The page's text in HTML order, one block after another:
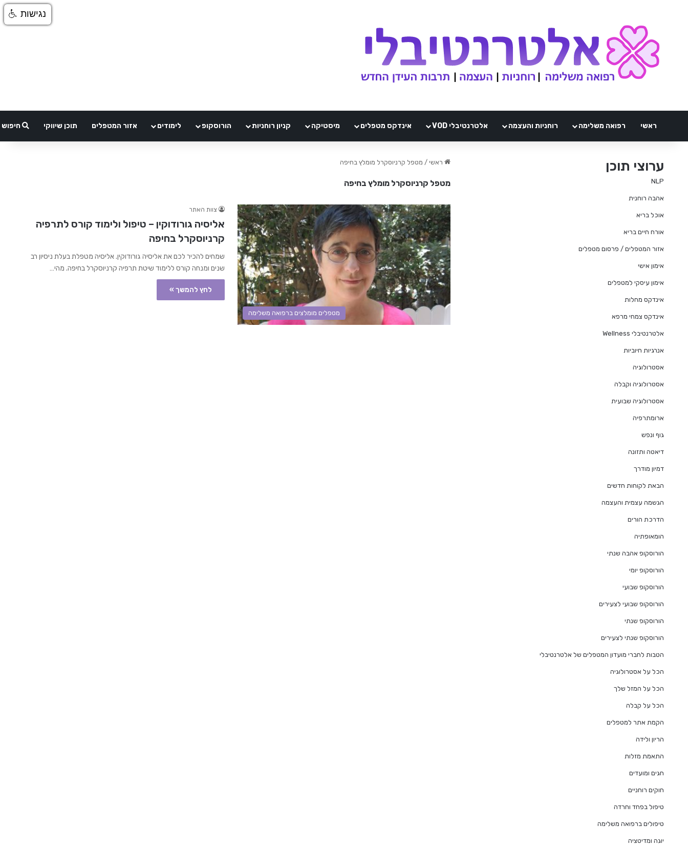
ראשי רפואה משלימה רוחניות והעצמה אלטרנטיבלי VOD אינדקס מטפלים מיסטיקה קניון רוחניות הורוסקופ לימודים אזור המטפלים תוכן שיווקי חיפוש
ראשי / מטפל קרניוסקרל מומלץ בחיפה
מטפל קרניוסקרל מומלץ בחיפה
מטפלים מומלצים ברפואה משלימה
צוות האתר
אליסיה גורודוקין – טיפול ולימוד קורס לתרפיה
קרניוסקרל בחיפה
שמחים להכיר לכם את אליסיה גורודוקין. אליסיה מטפלת בעלת ניסיון רב
שנים ומנחה קורס ללימוד שיטת תרפיה קרניוסקרל בחיפה. מהי…
לחץ להמשך »
ערוצי תוכן
NLP
אהבה רוחנית
אוכל בריא
אורח חיים בריא
אזור המטפלים / פרסום מטפלים
אימון אישי
אימון עיסקי למטפלים
אינדקס מחלות
אינדקס צמחי מרפא
אלטרנטיבלי Wellness
אנרגיות חיוביות
אסטרולוגיה
אסטרולוגיה וקבלה
אסטרולוגיה שבועית
ארומתרפיה
גוף ונפש
דיאטה ותזונה
דמיון מודרך
הבאת לקוחות חדשים
הגשמה עצמית והעצמה
הדרכת הורים
הומאופתיה
הורוסקופ אהבה שנתי
הורוסקופ יומי
הורוסקופ שבועי
הורוסקופ שבועי לצעירים
הורוסקופ שנתי
הורוסקופ שנתי לצעירים
הטבות לחברי מועדון המטפלים של אלטרנטיבלי
הכל על אסטרולוגיה
הכל על המזל שלך
הכל על קבלה
הקמת אתר למטפלים
הריון ולידה
התאמת מזלות
חגים ומועדים
חוקים רוחניים
טיפול בפחד וחרדה
טיפולים ברפואה משלימה
יוגה ומדיטציה
נגישות